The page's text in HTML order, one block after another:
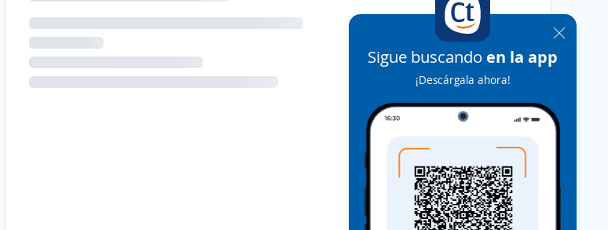
Sigue buscando en la app
¡Descárgala ahora!